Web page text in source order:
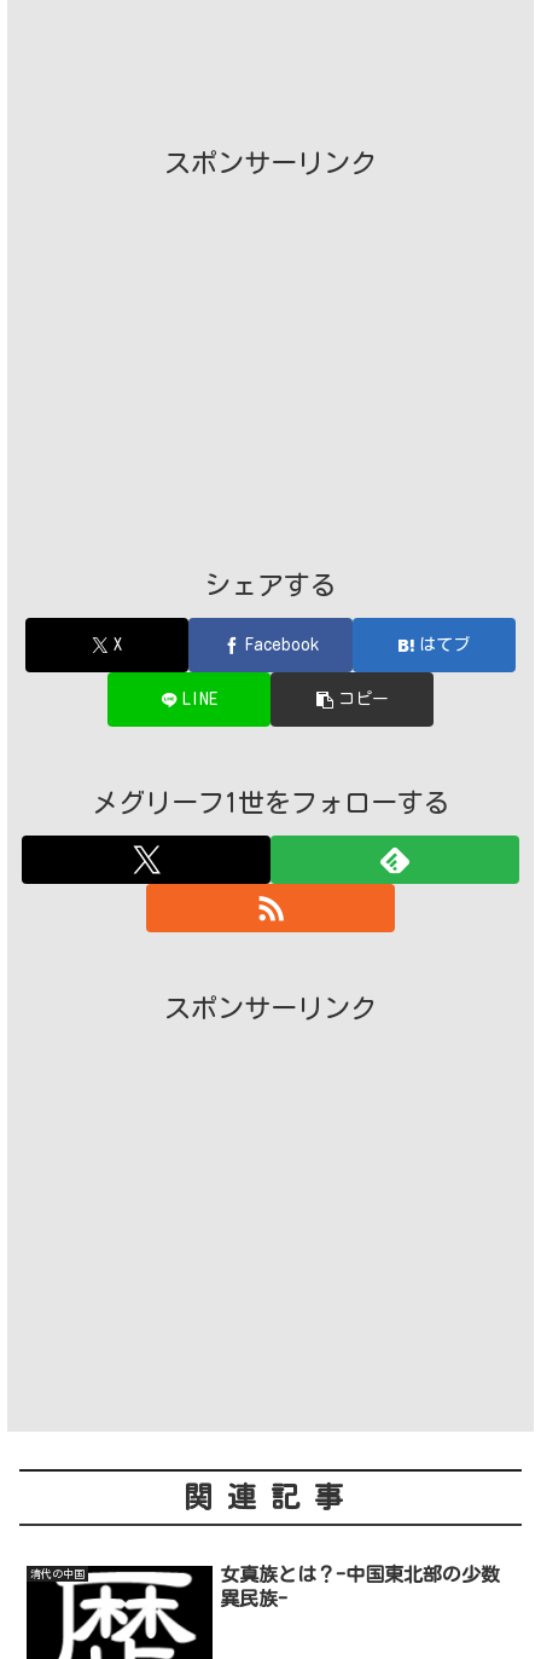
スポンサーリンク
シェアする
X Facebook はてブ
LINE コピー
メグリーフ1世をフォローする
スポンサーリンク
関連記事
清代の中国
女真族とは？-中国東北部の少数
異民族-